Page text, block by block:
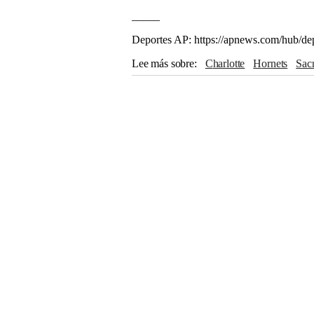
Deportes AP: https://apnews.com/hub/
Lee más sobre
Charlotte Hornets